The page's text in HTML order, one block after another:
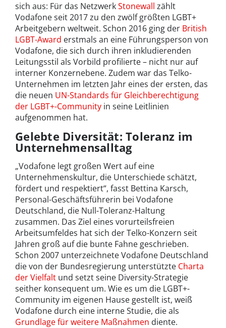
sich aus: Für das NetzwerkStonewall zählt
Vodafone seit 2017 zu den zwölf größten LGBT+
Arbeitgebern weltweit. Schon 2016 ging der British
LGBT-Award erstmals an eine Führungsperson von
Vodafone, die sich durch ihren inkludierenden
Leitungsstil als Vorbild profilierte – nicht nur auf
interner Konzernebene. Zudem war das Telko-
Unternehmen im letzten Jahr eines der ersten, das
die neuen UN-Standards für Gleichberechtigung
der LGBT+-Community in seine Leitlinien
aufgenommen hat.
Gelebte Diversität: Toleranz im
Unternehmensalltag
„Vodafone legt großen Wert auf eine
Unternehmenskultur, die Unterschiede schätzt,
fördert und respektiert“, fasst Bettina Karsch,
Personal-Geschäftsführerin bei Vodafone
Deutschland, die Null-Toleranz-Haltung
zusammen. Das Ziel eines vorurteilsfreien
Arbeitsumfeldes hat sich der Telko-Konzern seit
Jahren groß auf die bunte Fahne geschrieben.
Schon 2007 unterzeichnete Vodafone Deutschland
die von der Bundesregierung unterstützte Charta
der Vielfalt und setzt seine Diversity-Strategie
seither konsequent um. Wie es um die LGBT+-
Community im eigenen Hause gestellt ist, weiß
Vodafone durch eine interne Studie, die als
Grundlage für weitere Maßnahmen diente.